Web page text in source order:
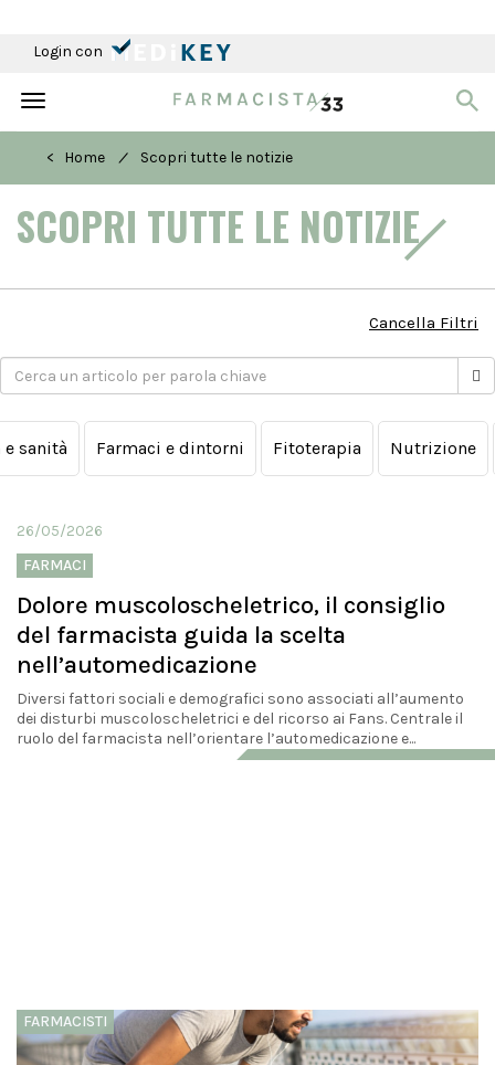
Login con
Toggle
< Home
/ Scopri tutte le notizie
SCOPRI TUTTE LE NOTIZIE
Cancella Filtri
sanità Farmaci e dintorni Fitoterapia Nutrizione
26/05/2026
FARMACI
Dolore muscoloscheletrico, il consiglio
del farmacista guida la scelta
nell’automedicazione
Diversi fattori sociali e demografici sono associati all’aumento
dei disturbi muscoloscheletrici e del ricorso ai Fans. Centrale il
ruolo del farmacista nell’orientare l’automedicazione e...
FARMACISTI